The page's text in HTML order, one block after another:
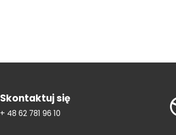
Skontaktuj się
+ 48 62 781 96 10